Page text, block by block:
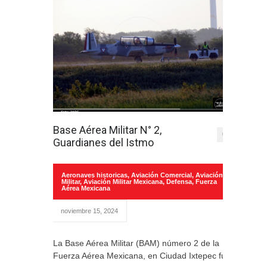
Base Aérea Militar N° 2,
Guardianes del Istmo
0
Aeronaves historicas, Aviación Comercial, Aviación
Militar, Aviación Militar Mexicana, Defensa, Fuerza
Aérea Mexicana
noviembre 15, 2024
La Base Aérea Militar (BAM) número 2 de la
Fuerza Aérea Mexicana, en Ciudad Ixtepec fue